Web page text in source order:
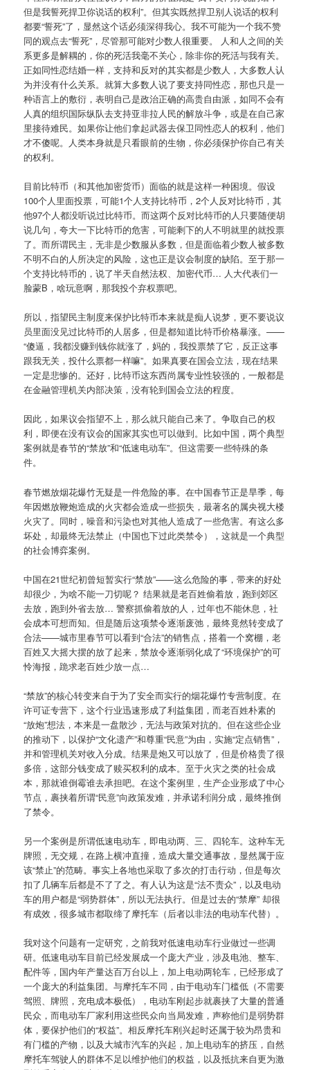
但是我誓死捍卫你说话的权利”。但其实既然捍卫别人说话的权利
都要“誓死”了，显然这个话必须深得我心。我不可能为一个我不赞
同的观点去“誓死”，尽管那可能对少数人很重要。 人和人之间的关
系更多是解耦的，你的死活我毫不关心，除非你的死活与我有关。
正如同性恋结婚一样，支持和反对的其实都是少数人，大多数人认
为并没有什么关系。就算大多数人说了要支持同性恋，那也只是一
种语言上的敷衍，表明自己是政治正确的高贵自由派，如同不会有
人真的组织国际纵队去支持亚非拉人民的解放斗争，或是在自己家
里接待难民。如果你让他们拿起武器去保卫同性恋人的权利，他们
才不傻呢。人类本身就是只看眼前的生物，你必须保护你自己有关
的权利。
目前比特币（和其他加密货币）面临的就是这样一种困境。假设
100个人里面投票，可能1个人支持比特币，2个人反对比特币，其
他97个人都没听说过比特币。而这两个反对比特币的人只要随便胡
说几句，夸大一下比特币的危害，可能剩下的人不明就里的就投票
了。而所谓民主，无非是少数服从多数，但是面临着少数人被多数
不明不白的人所决定的风险，这也正是议会制度的缺陷。至于那一
个支持比特币的，说了半天自然法权、加密代币… 人大代表们一
脸蒙B，啥玩意啊，那我投个弃权票吧。
所以，指望民主制度来保护比特币本来就是痴人说梦，更不要说议
员里面没见过比特币的人居多，但是都知道比特币价格暴涨。——
“傻逼，我都没赚到钱你就涨了，妈的，我投票禁了它，反正这事
跟我无关，投什么票都一样嘛”。如果真要在国会立法，现在结果
一定是悲惨的。还好，比特币这东西尚属专业性较强的，一般都是
在金融管理机关内部决策，没有轮到国会立法的程度。
因此，如果议会指望不上，那么就只能自己来了。争取自己的权
利，即便在没有议会的国家其实也可以做到。比如中国，两个典型
案例就是春节的“禁放”和“低速电动车”。但这需要一些特殊的条
件。
春节燃放烟花爆竹无疑是一件危险的事。在中国春节正是旱季，每
年因燃放鞭炮造成的火灾都会造成一些损失，最著名的属央视大楼
火灾了。同时，噪音和污染也对其他人造成了一些危害。有这么多
坏处，却最终无法禁止（中国也下过此类禁令），这就是一个典型
的社会博弈案例。
中国在21世纪初曾短暂实行“禁放”——这么危险的事，带来的好处
却很少，为啥不能一刀切呢？ 结果就是老百姓偷着放，跑到郊区
去放，跑到外省去放… 警察抓偷着放的人，过年也不能休息，社
会成本可想而知。但是随后这项禁令逐渐废弛，最终竟然转变成了
合法——城市里春节可以看到“合法”的销售点，搭着一个窝棚，老
百姓又大摇大摆的放了起来，禁放令逐渐弱化成了“环境保护”的可
怜海报，跪求老百姓少放一点…
“禁放”的核心转变来自于为了安全而实行的烟花爆竹专营制度。在
许可证专营下，这个行业迅速形成了利益集团，而老百姓朴素的
“放炮”想法，本来是一盘散沙，无法与政策对抗的。但在这些企业
的推动下，以保护“文化遗产”和尊重“民意”为由，实施“定点销售”，
并和管理机关对收入分成。结果是炮又可以放了，但是价格贵了很
多倍，这部分钱变成了赎买权利的成本。至于火灾之类的社会成
本，那就谁倒霉谁去承担吧。在这个案例里，生产企业形成了中心
节点，裹挟着所谓“民意”向政策发难，并承诺利润分成，最终推倒
了禁令。
另一个案例是所谓低速电动车，即电动两、三、四轮车。这种车无
牌照，无交规，在路上横冲直撞，造成大量交通事故，显然属于应
该“禁止”的范畴。事实上各地也采取了多次的打击行动，但是每次
扣了几辆车后都是不了了之。有人认为这是“法不责众”，以及电动
车的用户都是“弱势群体”，所以无法执行。但是过去的“禁摩” 却很
有成效，很多城市都取缔了摩托车（后者以非法的电动车代替）。
我对这个问题有一定研究，之前我对低速电动车行业做过一些调
研。低速电动车目前已经发展成一个庞大产业，涉及电池、整车、
配件等，国内年产量达百万台以上，加上电动两轮车，已经形成了
一个庞大的利益集团。与摩托车不同，由于电动车门槛低（不需要
驾照、牌照，充电成本极低），电动车刚起步就裹挟了大量的普通
民众，而电动车厂家利用这些民众向当局发难，声称他们是弱势群
体，要保护他们的“权益”。相反摩托车刚兴起时还属于较为昂贵和
有门槛的产物，以及大城市汽车的兴起，加上电动车的挤压，自然
摩托车驾驶人的群体不足以维护他们的权益，以及抵抗来自更为激